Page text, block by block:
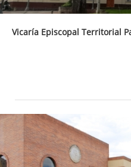
Vicaría Episcopal Territorial